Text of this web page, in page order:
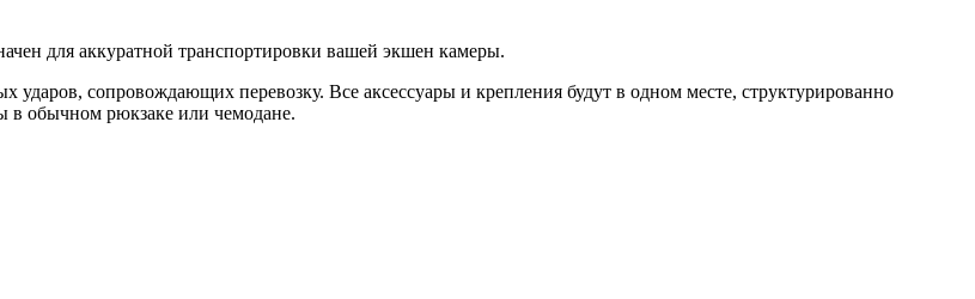
для аккуратной транспортировки вашей экшен камеры.
сопровождающих перевозку. Все аксессуары и крепления будут в одном месте, структурированно
в обычном рюкзаке или чемодане.